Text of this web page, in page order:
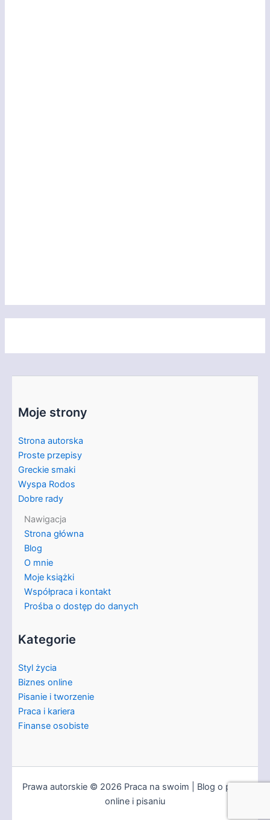
Moje strony
Strona autorska
Proste przepisy
Greckie smaki
Wyspa Rodos
Dobre rady
Nawigacja
Strona główna
Blog
O mnie
Moje książki
Współpraca i kontakt
Prośba o dostęp do danych
Kategorie
Styl życia
Biznes online
Pisanie i tworzenie
Praca i kariera
Finanse osobiste
Prawa autorskie © 2026 Praca na swoim | Blog o pracy
online i pisaniu